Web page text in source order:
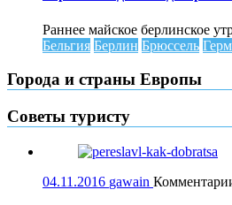
Раннее майское берлинское
Бельгия Берлин Брюссель
Города и страны Европы
Советы туристу
04.11.2016 gawain